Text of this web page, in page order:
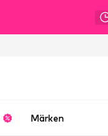
Märken